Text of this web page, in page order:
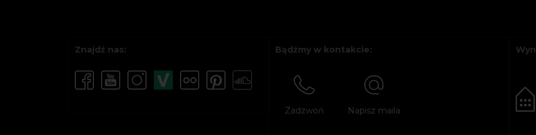
Znajdź nas: Bądźmy w kontakcie:
Zadzwoń Napisz maila